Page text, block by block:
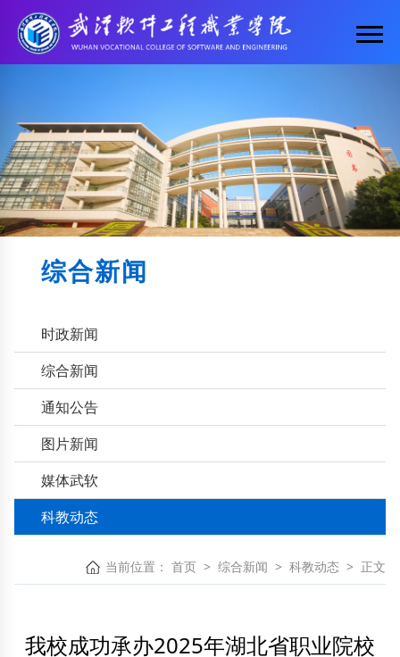
综合新闻
时政新闻
综合新闻
通知公告
图片新闻
媒体武软
科教动态
当前位置： 首页 > 综合新闻 > 科教动态 > 正文
我校成功承办2025年湖北省职业院校